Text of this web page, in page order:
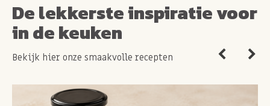
De lekkerste inspiratie voor
in de keuken
Bekijk hier onze smaakvolle recepten